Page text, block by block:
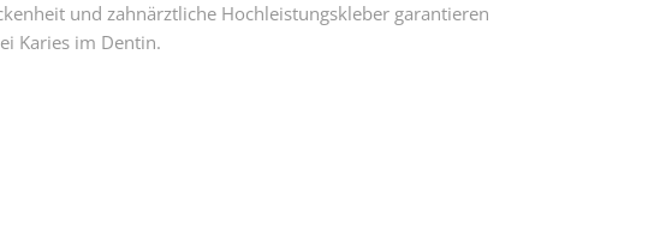
und zahnärztliche Hochleistungskleber garantieren
Karies im Dentin.